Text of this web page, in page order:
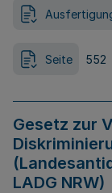
Seite 552
Gesetz zur
LADG NRW)